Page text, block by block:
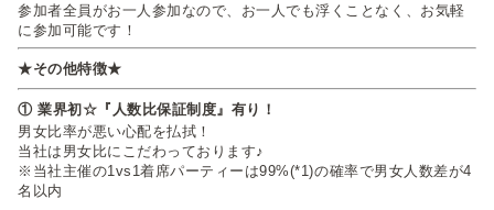
参加者全員がお一人参加なので、お一人でも浮くことなく、お気軽
に参加可能です！
★その他特徴★
① 業界初☆『人数比保証制度』有り！
男女比率が悪い心配を払拭！
当社は男女比にこだわっております♪
※当社主催の1vs1着席パーティーは99%(*1)の確率で男女人数差が4
名以内